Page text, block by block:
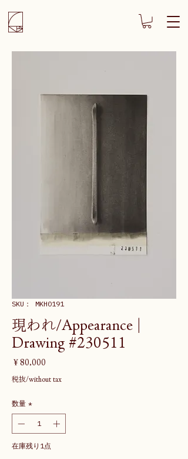
SKU： MKH0191
現われ/Appearance |
Drawing #230511
￥80,000
税抜/without tax
数量 *
在庫残り1点